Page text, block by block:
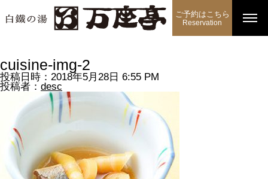
ご予約はこちら
Reservation
cuisine-img-2
投稿日時：2018年5月28日 6:55 PM
投稿者： desc